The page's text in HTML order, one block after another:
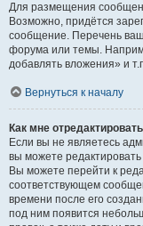
Для размещения
Возможно, придётся
сообщение. Перечень
форума или темы.
добавлять вложения» и
Вернуться к началу
Как мне
Если вы не являетесь
вы можете
Вы можете перейти к
соответствующем
времени после его
под ним появится